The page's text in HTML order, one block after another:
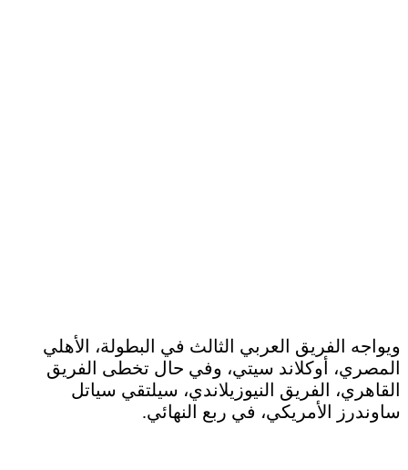
ويواجه الفريق العربي الثالث في البطولة، الأهلي
المصري، أوكلاند سيتي، وفي حال تخطى الفريق
القاهري، الفريق النيوزيلاندي، سيلتقي سياتل
ساوندرز الأمريكي، في ربع النهائي.